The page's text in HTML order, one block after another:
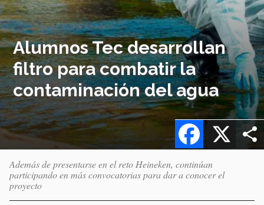
Alumnos Tec desarrollan
filtro para combatir la
contaminación del agua
X
Facebook
Además de presentarse en el reto Heineken, continúan
participando en más convocatorias para dar a conocer el
proyecto